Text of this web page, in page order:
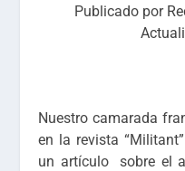
Publicado por
Nuestro camarada
en la revista
un artículo sobre el